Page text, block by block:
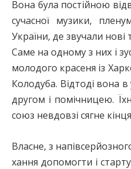
Вона була постійною
сучасної музики,
України, де звучали нові
Саме на одному з них і
молодого красеня із
Колодуба. Відтоді вона
другом і помічницею.
союз невдовзі сягне
Власне, з
хання допомогти і